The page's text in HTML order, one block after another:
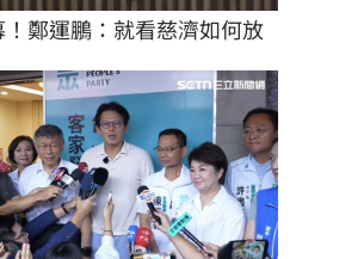
鄭運鵬：就看慈濟如何放